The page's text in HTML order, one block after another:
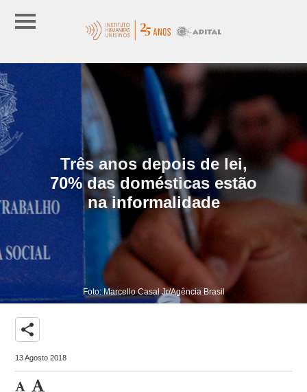
Três anos depois de lei,
70% das domésticas estão
na informalidade
Foto: Marcello Casal Jr/Agência Brasil
share
13 Agosto 2018